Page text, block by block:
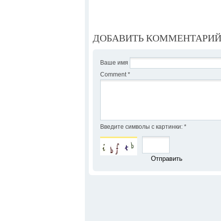
ДОБАВИТЬ КОММЕНТАРИЙ
Ваше имя
Comment *
Введите символы с картинки: *